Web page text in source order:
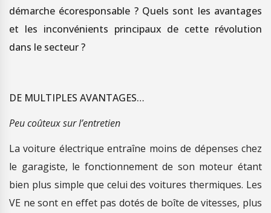
démarche écoresponsable ? Quels sont les avantages
et les inconvénients principaux de cette révolution
dans le secteur ?
DE MULTIPLES AVANTAGES…
Peu coûteux sur l’entretien
La voiture électrique entraîne moins de dépenses chez
le garagiste, le fonctionnement de son moteur étant
bien plus simple que celui des voitures thermiques. Les
VE ne sont en effet pas dotés de boîte de vitesses, plus